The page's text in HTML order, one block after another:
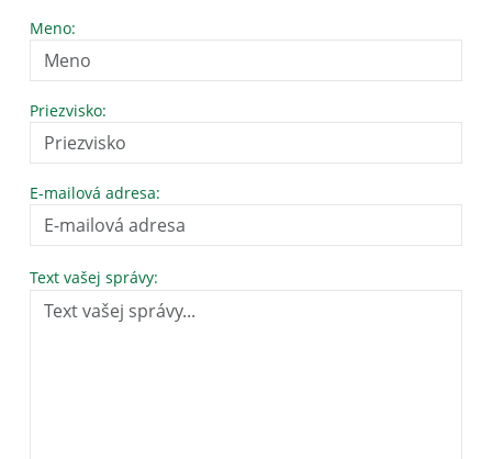
Meno:
Priezvisko:
E-mailová adresa:
Text vašej správy: